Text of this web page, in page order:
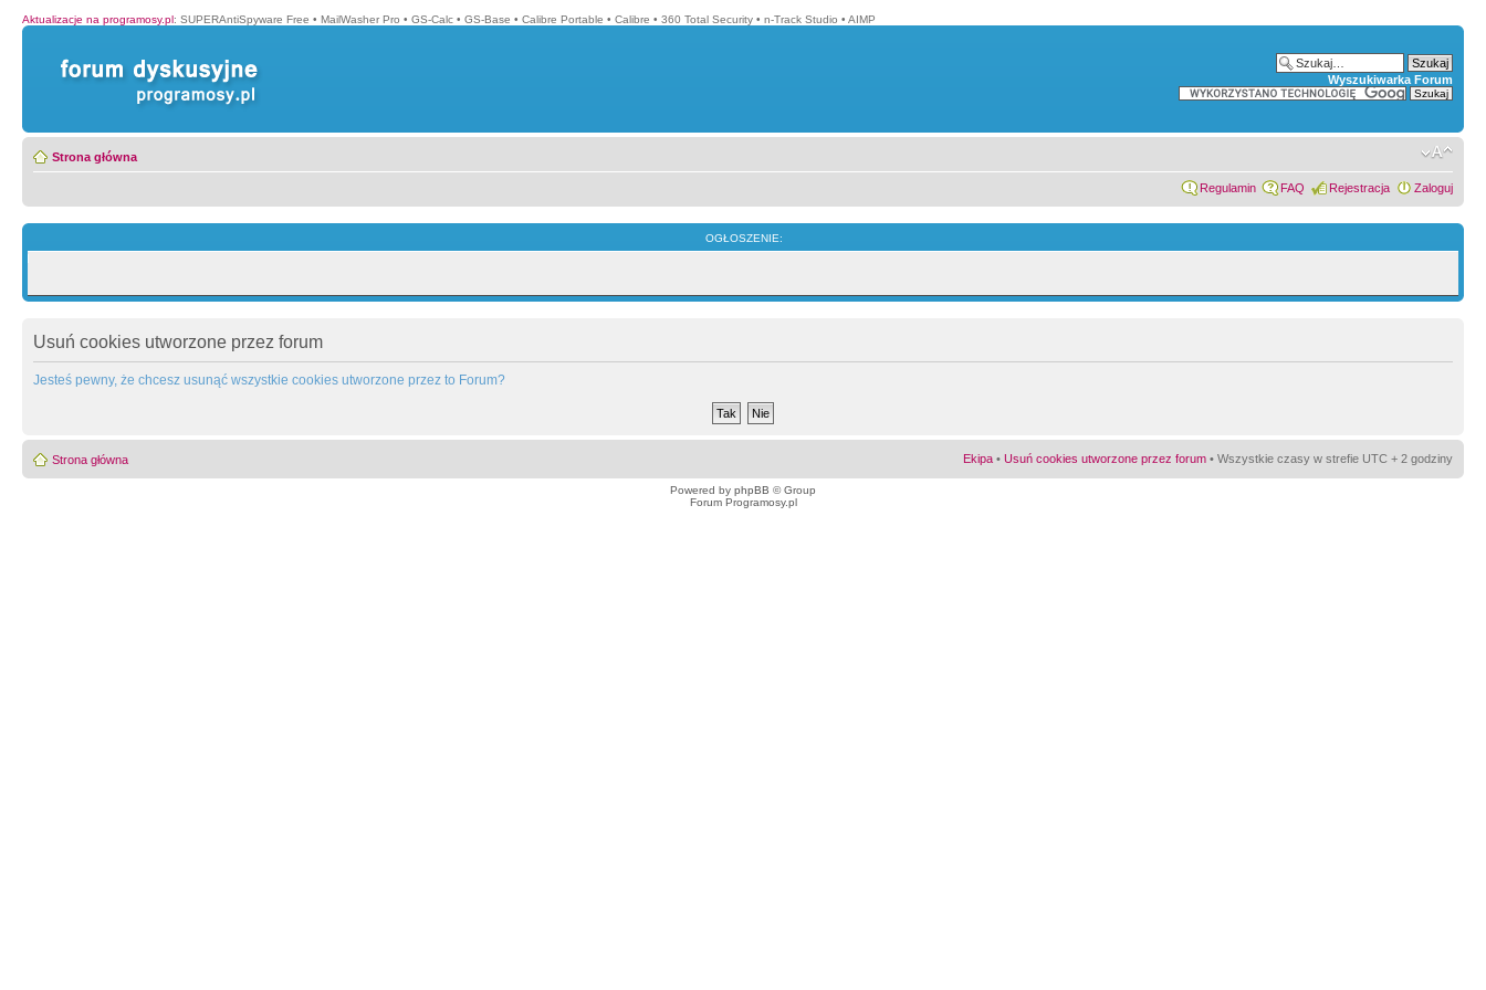
Aktualizacje na programosy.pl: SUPERAntiSpyware Free • MailWasher Pro • GS-Calc • GS-Base • Calibre Portable • Calibre • 360 Total Security • n-Track Studio • AIMP
Wyszukiwarka Forum
Strona główna
Regulamin FAQ Rejestracja Zaloguj
OGŁOSZENIE:
Usuń cookies utworzone przez forum
Jesteś pewny, że chcesz usunąć wszystkie cookies utworzone przez to Forum?
Strona główna Ekipa • Usuń cookies utworzone przez forum • Wszystkie czasy w strefie UTC + 2 godziny
Powered by phpBB © Group
Forum Programosy.pl